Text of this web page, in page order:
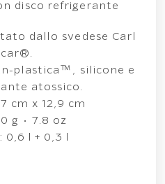
disco refrigerante
dallo svedese Carl
plastica™, silicone e
atossico.
cm x 12,9 cm
g • 7.8 oz
0,6 l + 0,3 l